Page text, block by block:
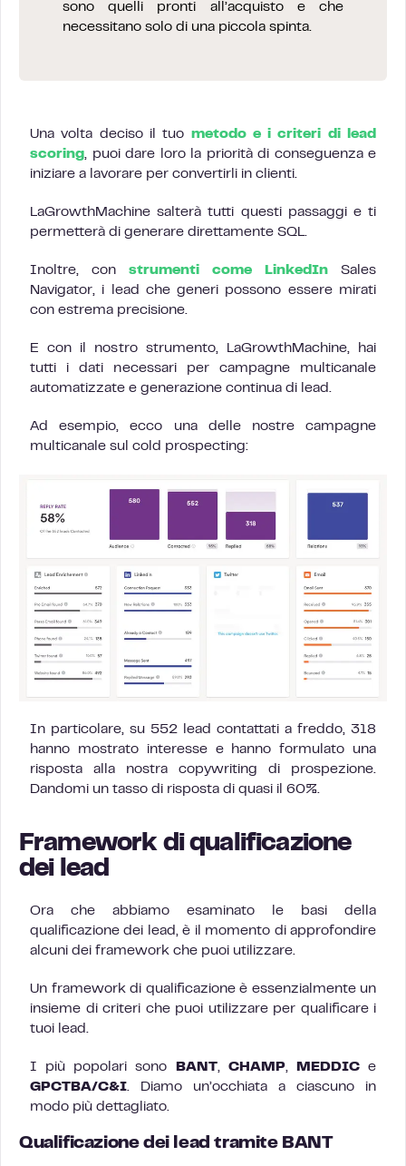
sono quelli pronti all’acquisto e che
necessitano solo di una piccola spinta.
Una volta deciso il tuo metodo e i criteri di lead
scoring, puoi dare loro la priorità di conseguenza e
iniziare a lavorare per convertirli in clienti.
LaGrowthMachine salterà tutti questi passaggi e ti
permetterà di generare direttamente SQL.
Inoltre, con strumenti come LinkedIn Sales
Navigator, i lead che generi possono essere mirati
con estrema precisione.
E con il nostro strumento, LaGrowthMachine, hai
tutti i dati necessari per campagne multicanale
automatizzate e generazione continua di lead.
Ad esempio, ecco una delle nostre campagne
multicanale sul cold prospecting:
In particolare, su 552 lead contattati a freddo, 318
hanno mostrato interesse e hanno formulato una
risposta alla nostra copywriting di prospezione.
Dandomi un tasso di risposta di quasi il 60%.
Framework di qualificazione
dei lead
Ora che abbiamo esaminato le basi della
qualificazione dei lead, è il momento di approfondire
alcuni dei framework che puoi utilizzare.
Un framework di qualificazione è essenzialmente un
insieme di criteri che puoi utilizzare per qualificare i
tuoi lead.
I più popolari sono BANT, CHAMP, MEDDICe
GPCTBA/C&I. Diamo un’occhiata a ciascuno in
modo più dettagliato.
Qualificazione dei lead tramite BANT